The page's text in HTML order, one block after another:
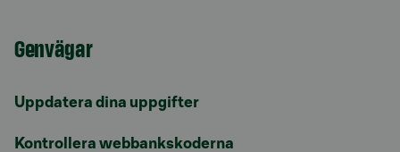
Genvägar
Uppdatera dina uppgifter
Kontrollera webbankskoderna